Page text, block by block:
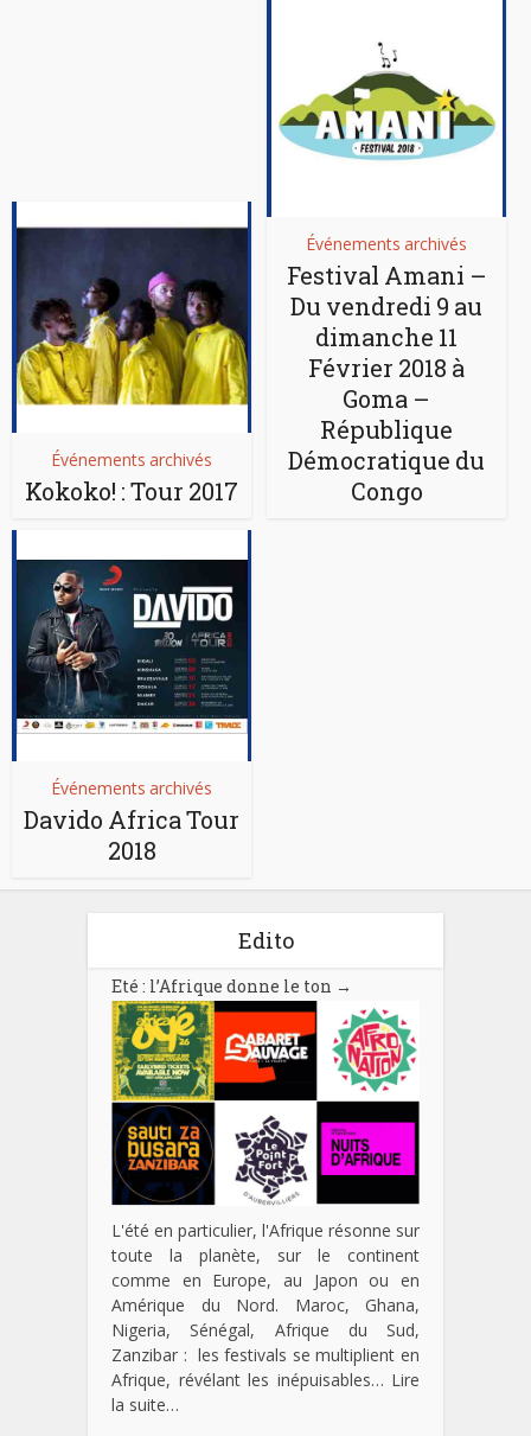
Événements archivés
Kokoko! : Tour 2017
Événements archivés
Festival Amani –
Du vendredi 9 au
dimanche 11
Février 2018 à
Goma –
République
Démocratique du
Congo
Événements archivés
Davido Africa Tour
2018
Edito
Eté : l’Afrique donne le ton →
L'été en particulier, l'Afrique résonne sur
toute la planète, sur le continent
comme en Europe, au Japon ou en
Amérique du Nord. Maroc, Ghana,
Nigeria, Sénégal, Afrique du Sud,
Zanzibar : les festivals se multiplient en
Afrique, révélant les inépuisables… Lire
la suite…